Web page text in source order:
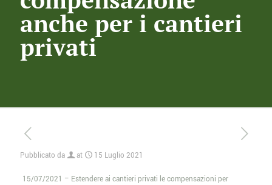
anche per i cantieri
privati
Pubblicato da at 15 Luglio 2021
15/07/2021 – Estendere ai cantieri privati le compensazioni per